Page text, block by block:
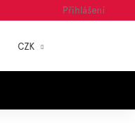
CZK
Přihlášení